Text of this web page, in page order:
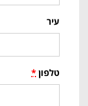
עיר
טלפון *